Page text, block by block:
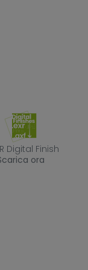
TIGER Digital
Digital Finish
ora